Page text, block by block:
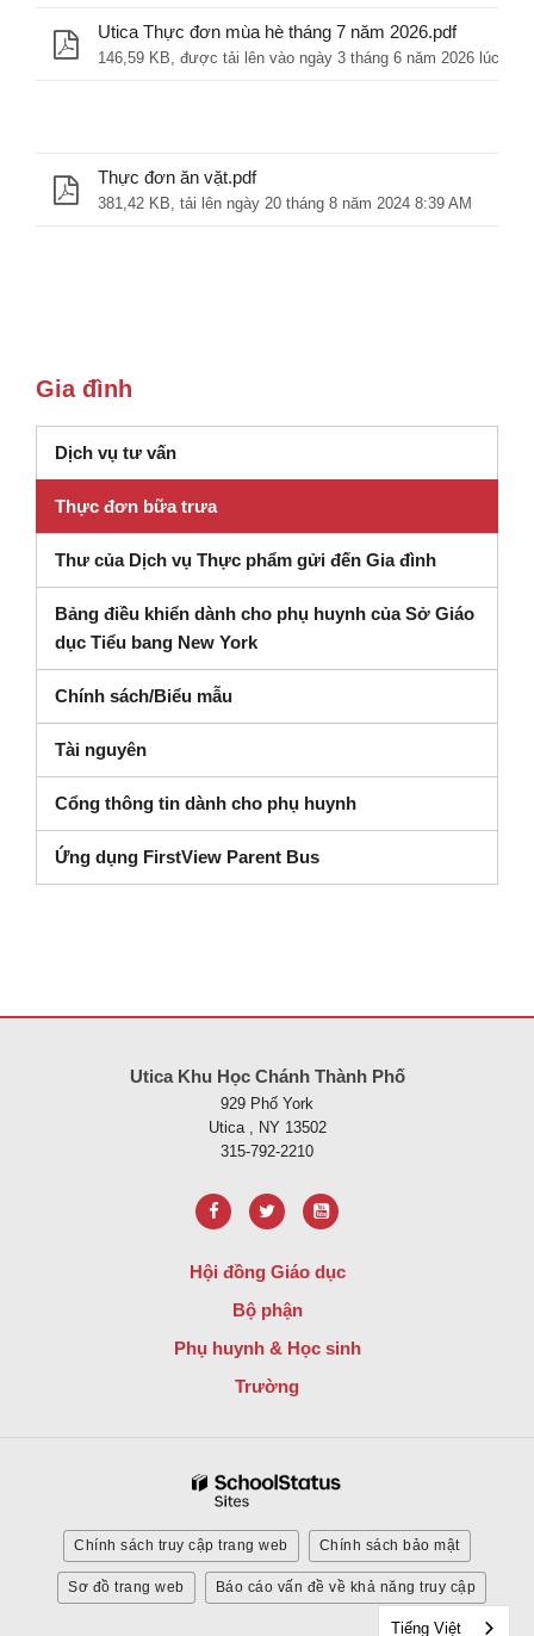
Utica Thực đơn mùa hè tháng 7 năm 2026.pdf
146,59 KB, được tải lên vào ngày 3 tháng 6 năm 2026 lúc
Thực đơn ăn vặt.pdf
381,42 KB, tải lên ngày 20 tháng 8 năm 2024 8:39 AM
Gia đình
Dịch vụ tư vấn(mở trong cửa sổ mới)
Thực đơn bữa trưa
Thư của Dịch vụ Thực phẩm gửi đến Gia đình
Bảng điều khiển dành cho phụ huynh của Sở Giáo
dục Tiểu bang New York(mở trong cửa sổ mới)
Chính sách/Biểu mẫu
Tài nguyên
Cổng thông tin dành cho phụ huynh
Ứng dụng FirstView Parent Bus
Utica Khu Học Chánh Thành Phố
929 Phố York
Utica , NY 13502
315-792-2210
Hội đồng Giáo dục
Bộ phận
Phụ huynh & Học sinh
Trường
Chính sách truy cập trang web Chính sách bảo mật
Sơ đồ trang web Báo cáo vấn đề về khả năng truy cập
Tiếng Việt